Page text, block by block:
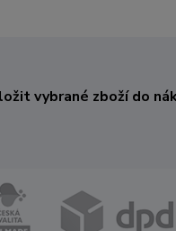
vybrané zboží do